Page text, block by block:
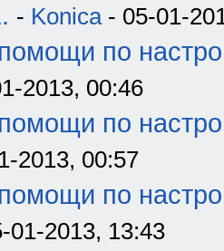
- Konica- 05-01-
по
2013, 00:46
по
2013, 00:57
по
01-2013, 13:43